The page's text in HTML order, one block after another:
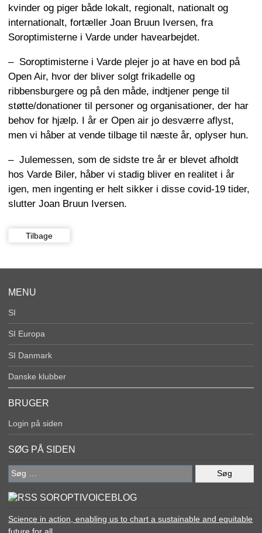
kvinder og piger både lokalt, regionalt, nationalt og
internationalt, fortæller Joan Bruun Iversen, fra
Soroptimisterne i Varde under havearbejdet.
– Soroptimisterne i Varde plejer jo at have en bod på
Open Air, hvor der bliver solgt frikadelle og
ribbensburgere og på den måde, indtjener penge til
støtte/donationer til personer og organisationer, der har
behov for hjælp. I år er Open air jo desværre aflyst,
men vi håber at vende tilbage til næste år, oplyser hun.
– Julemessen, som de sidste tre år er blevet afholdt
hos Varde Biler, håber vi stadig bliver en realitet i år
igen, men ingenting er helt sikker i disse covid-19 tider,
slutter Joan Bruun Iversen.
Tilbage
MENU
SI
SI Europa
SI Danmark
Danske klubber
BRUGER
Login på siden
SØG PÅ SIDEN
Søg
efter:
SOROPTIVOICEBLOG
Science in action, enabling us to chart a sustainable and equitable
future for all